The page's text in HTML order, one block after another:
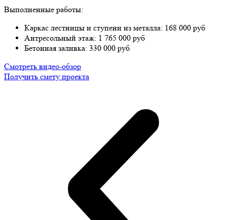
Выполненные работы:
Каркас лестницы и ступени из металла: 168 000 руб
Антресольный этаж: 1 765 000 руб
Бетонная заливка: 330 000 руб
Смотреть видео-обзор
Получить смету проекта